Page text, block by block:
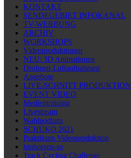
KONTAKT
SENDEGEBIET INFOKANAL
TV-WERBUNG
ARCHIV
WORKSHOPS
Videoproduktionen
NEU: 3D Animationen
Drohnen-Luftaufnahmen
Angebote
LIVE-SCHNITT PRODUKTION
EVENT VIDEO
Medientraining
Livestream
Wahlpodium
SCHÜKO 2021
Praktikum Videoproduktion
hinhoeren-so
Track Cycling Challenge